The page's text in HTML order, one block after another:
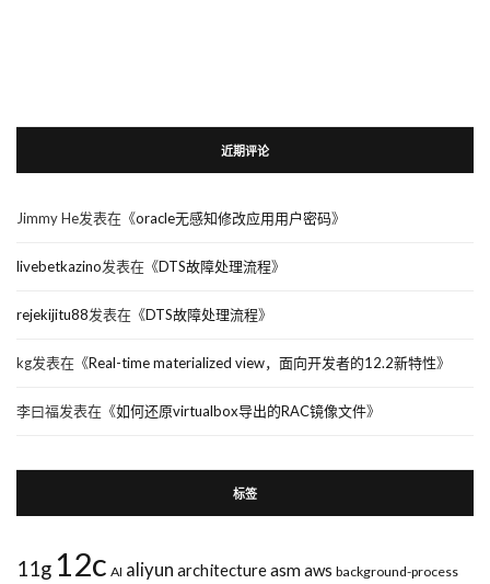
近期评论
Jimmy He发表在《oracle无感知修改应用用户密码》
livebetkazino发表在《DTS故障处理流程》
rejekijitu88发表在《DTS故障处理流程》
kg发表在《Real-time materialized view，面向开发者的12.2新特性》
李曰福发表在《如何还原virtualbox导出的RAC镜像文件》
标签
11g 12c AI aliyun architectureasmaws background-process